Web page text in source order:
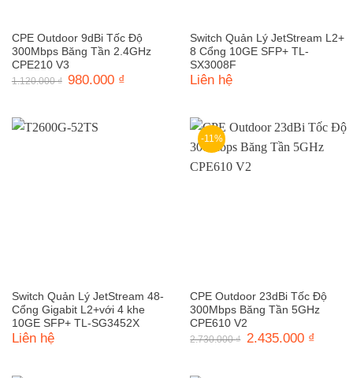
CPE Outdoor 9dBi Tốc Độ
300Mbps Băng Tần 2.4GHz
CPE210 V3
1.120.000₫ Giá
980.000 ₫
Switch Quản Lý JetStream L2+
8 Cổng 10GE SFP+ TL-
SX3008F
Liên hệ
Switch Quản Lý JetStream 48-
Cổng Gigabit L2+với 4 khe
10GE SFP+ TL-SG3452X
Liên hệ
-11%
CPE Outdoor 23dBi Tốc Độ
300Mbps Băng Tần 5GHz
CPE610 V2
2.730.000₫
Giá
2.435.000 ₫